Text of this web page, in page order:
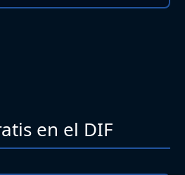
en el DIF